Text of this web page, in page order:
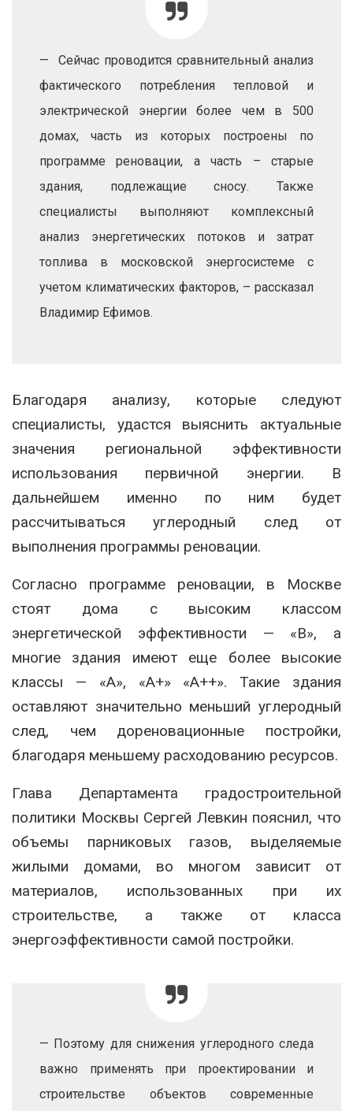
— Сейчас проводится сравнительный анализ
фактического потребления тепловой и
электрической энергии более чем в 500
домах, часть из которых построены по
программе реновации, а часть – старые
здания, подлежащие сносу. Также
специалисты выполняют комплексный
анализ энергетических потоков и затрат
топлива в московской энергосистеме с
учетом климатических факторов, – рассказал
Владимир Ефимов.
Благодаря анализу, которые следуют
специалисты, удастся выяснить актуальные
значения региональной эффективности
использования первичной энергии. В
дальнейшем именно по ним будет
рассчитываться углеродный след от
выполнения программы реновации.
Согласно программе реновации, в Москве
стоят дома с высоким классом
энергетической эффективности — «В», а
многие здания имеют еще более высокие
классы — «А», «А+» «А++». Такие здания
оставляют значительно меньший углеродный
след, чем дореновационные постройки,
благодаря меньшему расходованию ресурсов.
Глава Департамента градостроительной
политики Москвы Сергей Левкин пояснил, что
объемы парниковых газов, выделяемые
жилыми домами, во многом зависит от
материалов, использованных при их
строительстве, а также от класса
энергоэффективности самой постройки.
— Поэтому для снижения углеродного следа
важно применять при проектировании и
строительстве объектов современные